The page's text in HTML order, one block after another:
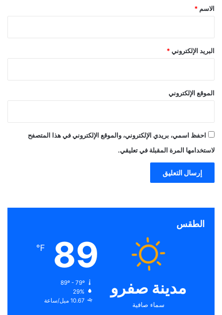
*
الاسم *
البريد الإلكتروني *
الموقع الإلكتروني
احفظ اسمي، بريدي الإلكتروني، والموقع الإلكتروني في هذا المتصفح
لاستخدامها المرة المقبلة في تعليقي.
الطقس
مدينة صفرو
سماء صافية
89
℉
89º - 79º
29%
10.67 ميل/ساعة